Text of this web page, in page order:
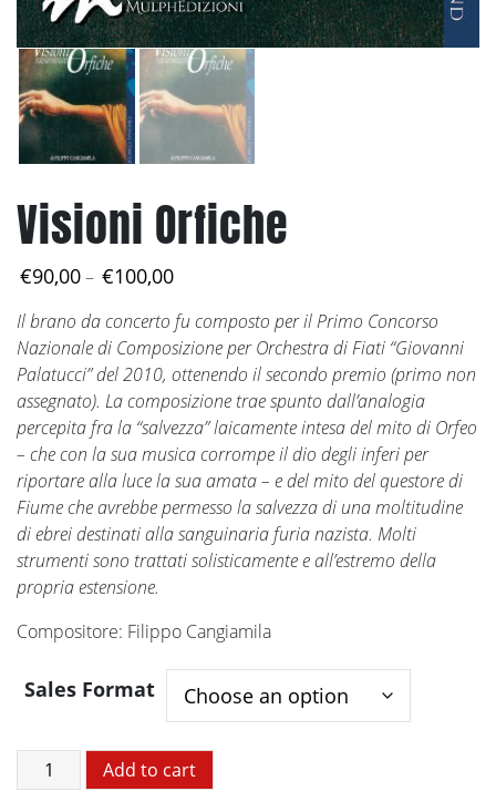
Visioni Orfiche
€90,00– €100,00Price
€90,00
through
€100,00
Il brano da concerto fu composto per il Primo Concorso
Nazionale di Composizione per Orchestra di Fiati “Giovanni
Palatucci” del 2010, ottenendo il secondo premio (primo non
assegnato). La composizione trae spunto dall’analogia
percepita fra la “salvezza” laicamente intesa del mito di Orfeo
– che con la sua musica corrompe il dio degli inferi per
riportare alla luce la sua amata – e del mito del questore di
Fiume che avrebbe permesso la salvezza di una moltitudine
di ebrei destinati alla sanguinaria furia nazista. Molti
strumenti sono trattati solisticamente e all’estremo della
propria estensione.
Compositore: Filippo Cangiamila
Sales Format
Visioni
Orfiche
Add to cart